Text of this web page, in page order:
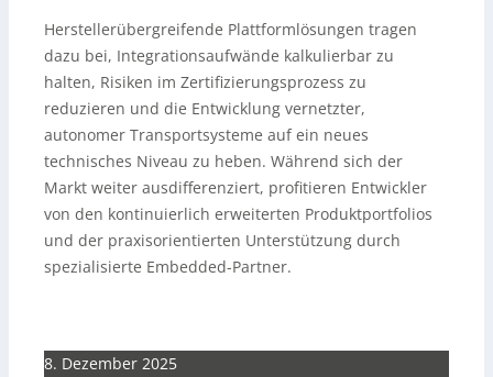
Herstellerübergreifende Plattformlösungen tragen
dazu bei, Integrationsaufwände kalkulierbar zu
halten, Risiken im Zertifizierungsprozess zu
reduzieren und die Entwicklung vernetzter,
autonomer Transportsysteme auf ein neues
technisches Niveau zu heben. Während sich der
Markt weiter ausdifferenziert, profitieren Entwickler
von den kontinuierlich erweiterten Produktportfolios
und der praxisorientierten Unterstützung durch
spezialisierte Embedded-Partner.
8. Dezember 2025